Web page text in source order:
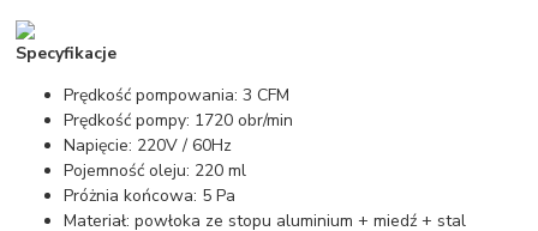
Specyfikacje
Prędkość pompowania: 3 CFM
Prędkość pompy: 1720 obr/min
Napięcie: 220V / 60Hz
Pojemność oleju: 220 ml
Próżnia końcowa: 5 Pa
Materiał: powłoka ze stopu aluminium + miedź + stal